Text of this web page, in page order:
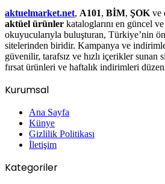
aktuelmarket.net, A101, BİM, ŞOKve
aktüel ürünler kataloglarını en güncel
okuyucularıyla buluşturan, Türkiye’nin
sitelerinden biridir. Kampanya ve
güvenilir, tarafsız ve hızlı içerikler sunan
fırsat ürünleri ve haftalık indirimleri
Kurumsal
Ana Sayfa
Künye
Gizlilik Politikası
İletişim
Kategoriler